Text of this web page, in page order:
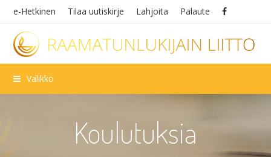
e-Hetkinen Tilaa uutiskirje Lahjoita Palaute
Valikko
Koulutuksia